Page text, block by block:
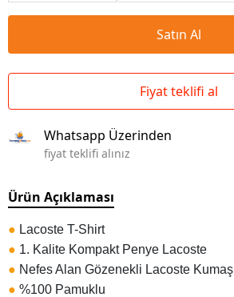
Satın Al
Fiyat teklifi al
Whatsapp Üzerinden
fiyat teklifi alınız
Ürün Açıklaması
● Lacoste T-Shirt
● 1. Kalite Kompakt Penye Lacoste
● Nefes Alan Gözenekli Lacoste Kumaş
● %100 Pamuklu